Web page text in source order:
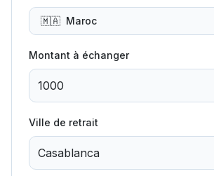
🇲🇦 Maroc
Montant à échanger
Ville de retrait